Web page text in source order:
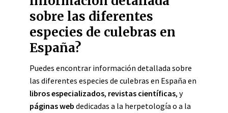
sobre las diferentes
especies de culebras en
España?
Puedes encontrar información detallada sobre
las diferentes especies de culebras en España en
libros especializados, revistas científicas, y
páginas web dedicadas a la herpetología o a la